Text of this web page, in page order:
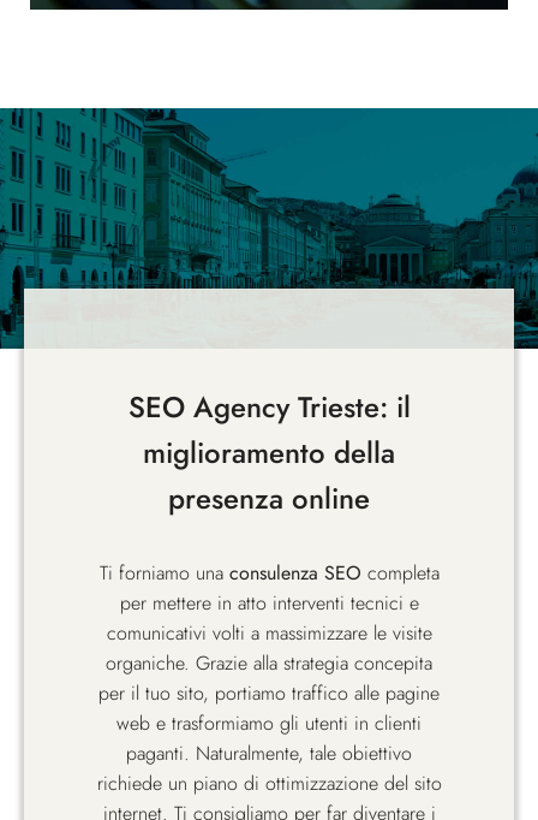
SEO Agency Trieste: il
miglioramento della
presenza online
Ti forniamo una consulenza SEO completa
per mettere in atto interventi tecnici e
comunicativi volti a massimizzare le visite
organiche. Grazie alla strategia concepita
per il tuo sito, portiamo traffico alle pagine
web e trasformiamo gli utenti in clienti
paganti. Naturalmente, tale obiettivo
richiede un piano di ottimizzazione del sito
internet. Ti consigliamo per far diventare i